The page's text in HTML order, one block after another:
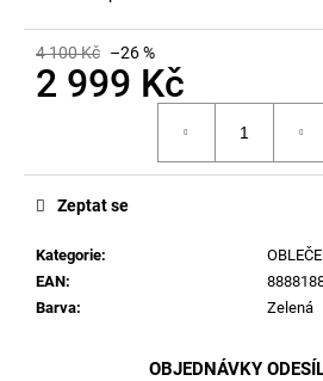
4 100 Kč –26 %
2 999 Kč
Kategorie:
EAN:
Barva: Zelená
Zeptat se
OBJEDNÁVKY